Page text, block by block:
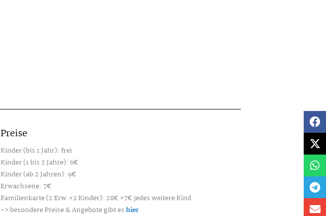
Preise
Kinder (bis 1 Jahr): frei
Kinder (1 bis 2 Jahre): 6€
Kinder (ab 2 Jahren): 9€
Erwachsene: 7€
Familienkarte (2 Erw.+2 Kinder): 28€ +7€ jedes weitere Kind
-> besondere Preise & Angebote gibt eshier